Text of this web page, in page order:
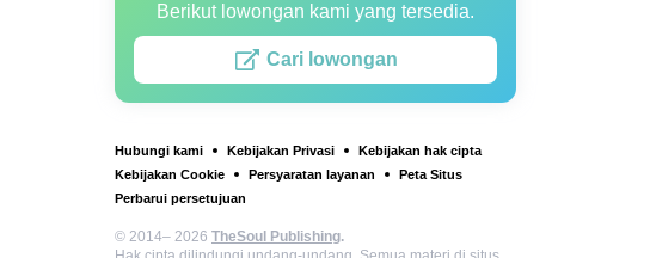
Berikut lowongan kami yang tersedia.
Cari lowongan
Hubungi kami Kebijakan Privasi
Kebijakan hak cipta
Kebijakan Cookie
Persyaratan layanan
Peta Situs
Perbarui persetujuan
© 2014– 2026 TheSoul Publishing.